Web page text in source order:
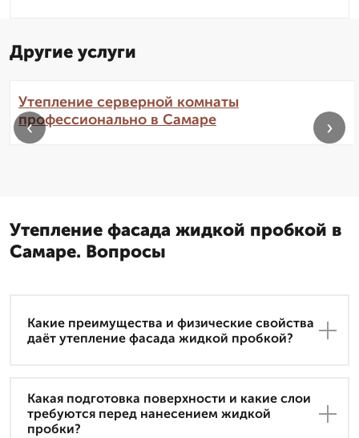
Другие услуги
Утепление серверной комнаты
профессионально в Самаре
‹ ›
Утепление фасада жидкой пробкой в
Самаре. Вопросы
Какие преимущества и физические свойства
даёт утепление фасада жидкой пробкой?
Какая подготовка поверхности и какие слои
требуются перед нанесением жидкой
пробки?